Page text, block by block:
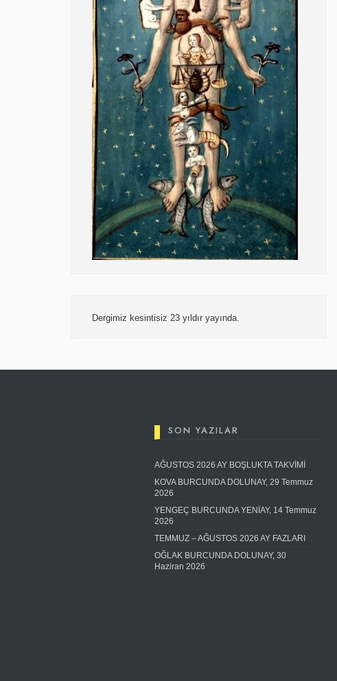
Dergimiz kesintisiz 23 yıldır yayında.
SON YAZILAR
AĞUSTOS 2026 AY BOŞLUKTA TAKVİMİ
KOVA BURCUNDA DOLUNAY, 29 Temmuz
2026
YENGEÇ BURCUNDA YENİAY, 14 Temmuz
2026
TEMMUZ – AĞUSTOS 2026 AY FAZLARI
OĞLAK BURCUNDA DOLUNAY, 30
Haziran 2026